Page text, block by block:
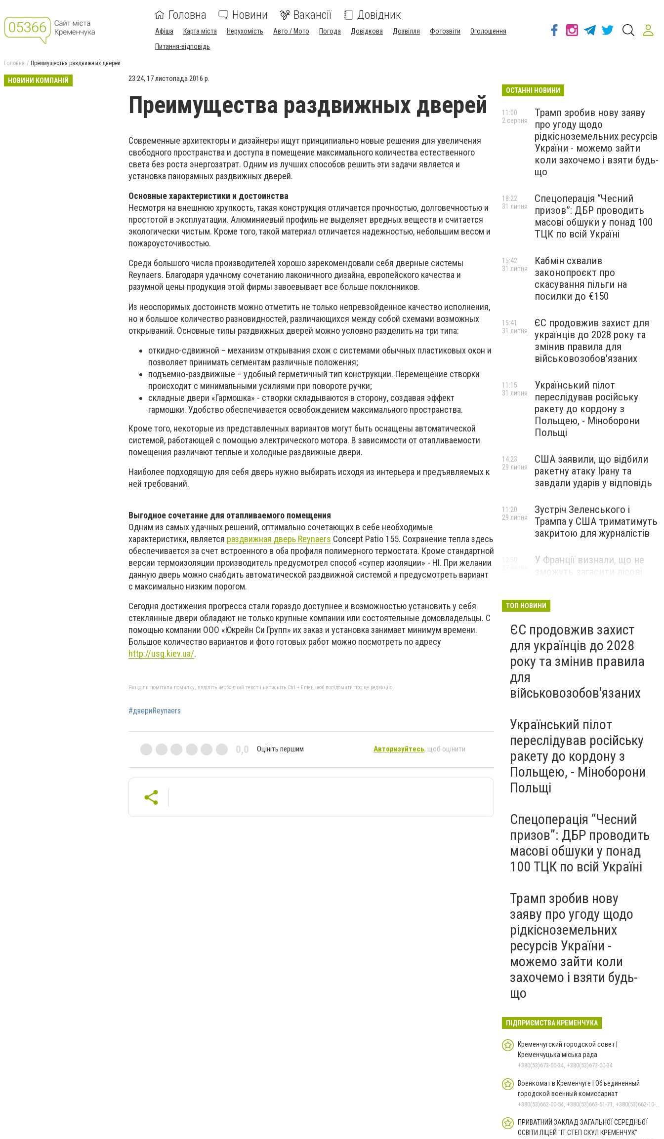
Головна Новини Вакансії Довідник
Афіша Карта міста Нерухомість Авто / Мото Погода Довідкова Дозвілля Фотозвіти
Оголошення
Питання-відповідь
Головна Преимущества раздвижных дверей
НОВИНИ КОМПАНІЙ 23:24, 17 листопада 2016 р.
Преимущества раздвижных дверей
Современные архитекторы и дизайнеры ищут принципиально новые решения для увеличения
свободного пространства и доступа в помещение максимального количества естественного
света без роста энергозатрат. Одним из лучших способов решить эти задачи является и
установка панорамных раздвижных дверей.
Основные характеристики и достоинства
Несмотря на внешнюю хрупкость, такая конструкция отличается прочностью, долговечностью и
простотой в эксплуатации. Алюминиевый профиль не выделяет вредных веществ и считается
экологически чистым. Кроме того, такой материал отличается надежностью, небольшим весом и
пожароусточивостью.
Среди большого числа производителей хорошо зарекомендовали себя дверные системы
Reynaers. Благодаря удачному сочетанию лаконичного дизайна, европейского качества и
разумной цены продукция этой фирмы завоевывает все больше поклонников.
Из неоспоримых достоинств можно отметить не только непревзойденное качество исполнения,
но и большое количество разновидностей, различающихся между собой схемами возможных
открываний. Основные типы раздвижных дверей можно условно разделить на три типа:
откидно-сдвижной – механизм открывания схож с системами обычных пластиковых окон и
позволяет принимать сегментам различные положения;
подъемно-раздвижные – удобный герметичный тип конструкции. Перемещение створки
происходит с минимальными усилиями при повороте ручки;
складные двери «Гармошка» - створки складываются в сторону, создавая эффект
гармошки. Удобство обеспечивается освобождением максимального пространства.
Кроме того, некоторые из представленных вариантов могут быть оснащены автоматической
системой, работающей с помощью электрического мотора. В зависимости от отапливаемости
помещения различают теплые и холодные раздвижные двери.
Наиболее подходящую для себя дверь нужно выбирать исходя из интерьера и предъявляемых к
ней требований.
Выгодное сочетание для отапливаемого помещения
Одним из самых удачных решений, оптимально сочетающих в себе необходимые
характеристики, является раздвижная дверь Reynaers Concept Patio 155. Сохранение тепла здесь
обеспечивается за счет встроенного в оба профиля полимерного термостата. Кроме стандартной
версии термоизоляции производитель предусмотрел способ «супер изоляции» - HI. При желании
данную дверь можно снабдить автоматической раздвижной системой и предусмотреть вариант
с максимально низким порогом.
Сегодня достижения прогресса стали гораздо доступнее и возможностью установить у себя
стеклянные двери обладают не только крупные компании или состоятельные домовладельцы. С
помощью компании ООО «Юкрейн Си Групп» их заказ и установка занимает минимум времени.
Большое количество вариантов и фото готовых работ можно посмотреть по адресу
http://usg.kiev.ua/.
Якщо ви помітили помилку, виділіть необхідний текст і натисніть Ctrl + Enter, щоб повідомити про це редакцію
#двериReynaers
0,0 Оцініть першим Авторизуйтесь, щоб оцінити
ОСТАННІ НОВИНИ
Трамп зробив нову заяву
про угоду щодо
рідкісноземельних ресурсів
України - можемо зайти
коли захочемо і взяти будь-
що
11:00
2 серпня
Спецоперація “Чесний
призов”: ДБР проводить
масові обшуки у понад 100
ТЦК по всій Україні
18:22
31 липня
Кабмін схвалив
законопроєкт про
скасування пільги на
посилки до €150
15:42
31 липня
ЄС продовжив захист для
українців до 2028 року та
змінив правила для
військовозобов'язаних
15:41
31 липня
Український пілот
переслідував російську
ракету до кордону з
Польщею, - Міноборони
Польщі
11:15
31 липня
США заявили, що відбили
ракетну атаку Ірану та
завдали ударів у відповідь
14:23
29 липня
Зустріч Зеленського і
Трампа у США триматимуть
закритою для журналістів
11:20
29 липня
У Франції визнали, що не
ТОП НОВИНИ
ЄС продовжив захист
для українців до 2028
року та змінив правила
для
військовозобов'язаних
Український пілот
переслідував російську
ракету до кордону з
Польщею, - Міноборони
Польщі
Спецоперація “Чесний
призов”: ДБР проводить
масові обшуки у понад
100 ТЦК по всій Україні
Трамп зробив нову
заяву про угоду щодо
рідкісноземельних
ресурсів України -
можемо зайти коли
захочемо і взяти будь-
що
ПІДПРИЄМСТВА КРЕМЕНЧУКА
Кременчугский городской совет |
Кременчуцька міська рада
+380(53)673-00-34, +380(53)673-00-34
Военкомат в Кременчуге | Объединенный
городской военный комиссариат
+380(53)662-00-54, +380(53)663-51-71, +380(53)662-10-35
ПРИВАТНИЙ ЗАКЛАД ЗАГАЛЬНОЇ СЕРЕДНЬОЇ
ОСВІТИ ЛІЦЕЙ "ІТ СТЕП СКУЛ КРЕМЕНЧУК"